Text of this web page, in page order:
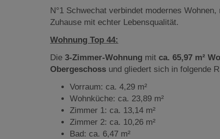
N°1 Schwechat verbindet modernes
Zuhause mit echter Lebensqualität.
Wohnung Top 44:
Die 3-Zimmer-Wohnung mit ca. 65,97 m²
Obergeschoss und gliedert sich in folgende
Vorraum: ca. 4,29 m²
Wohnküche: ca. 23,89 m²
Zimmer 1: ca. 13,14 m²
Zimmer 2: ca. 10,26 m²
Bad: ca. 6,47 m²